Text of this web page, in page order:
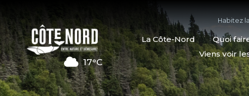
17°C
Habitez
La Côte-Nord Quoi
Viens voir